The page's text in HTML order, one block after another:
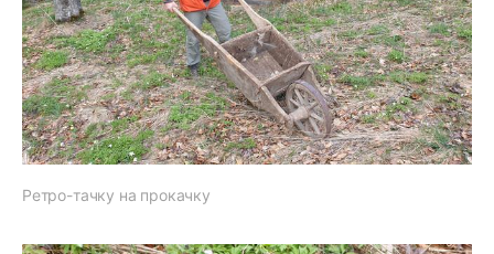
Ретро-тачку на прокачку